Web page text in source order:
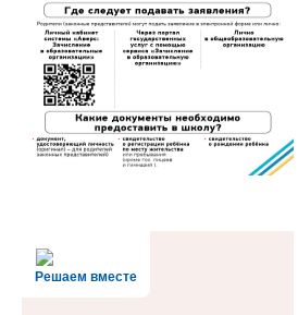
Решаем вместе